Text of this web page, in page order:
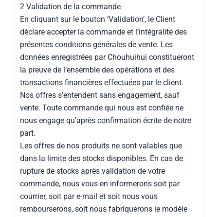
2 Validation de la commande
En cliquant sur le bouton ‘Validation’, le Client
déclare accepter la commande et l’intégralité des
présentes conditions générales de vente. Les
données enregistrées par Chouhuihui constitueront
la preuve de l’ensemble des opérations et des
transactions financières effectuées par le client.
Nos offres s’entendent sans engagement, sauf
vente. Toute commande qui nous est confiée ne
nous engage qu’après confirmation écrite de notre
part.
Les offres de nos produits ne sont valables que
dans la limite des stocks disponibles. En cas de
rupture de stocks après validation de votre
commande, nous vous en informerons soit par
courrier, soit par e-mail et soit nous vous
rembourserons, soit nous fabriquerons le modèle